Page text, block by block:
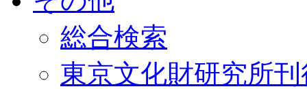
総合検索
東京文化財研究所